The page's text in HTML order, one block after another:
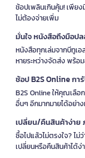
ช้อปเพลินเกินคุ้ม! เพีย
ไม่ต้องจ่ายเพิ่ม
มั่นใจ หนังสือถึงมือป
หนังสือทุกเล่มจากบีทูเ
หายระหว่างจัดส่ง พร้
ช้อป B2S Online กา
B2S Online ให้คุณเลือ
อื่นๆ อีกมากมายได้อย่า
เปลี่ยน/คืนสินค้าง่าย
ซื้อไปแล้วไม่ตรงใจ? ไ
เปลี่ยนหรือคืนสินค้าได้ง่